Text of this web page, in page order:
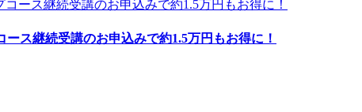
ス継続受講のお申込みで約1.5万円もお得に！